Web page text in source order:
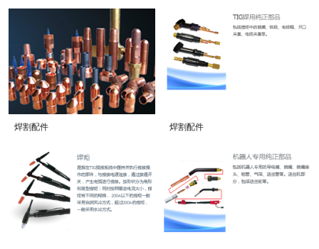
焊割配件 焊割配件